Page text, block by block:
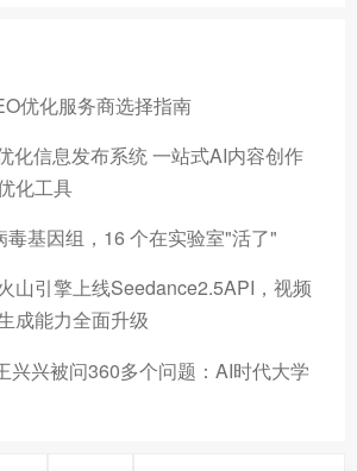
优化服务商选择指南
化信息发布系统 一站式AI内容创作
化工具
毒基因组，16 个在实验室"活了"
火山引擎上线Seedance2.5API，视频
成能力全面升级
兴兴被问360多个问题：AI时代大学